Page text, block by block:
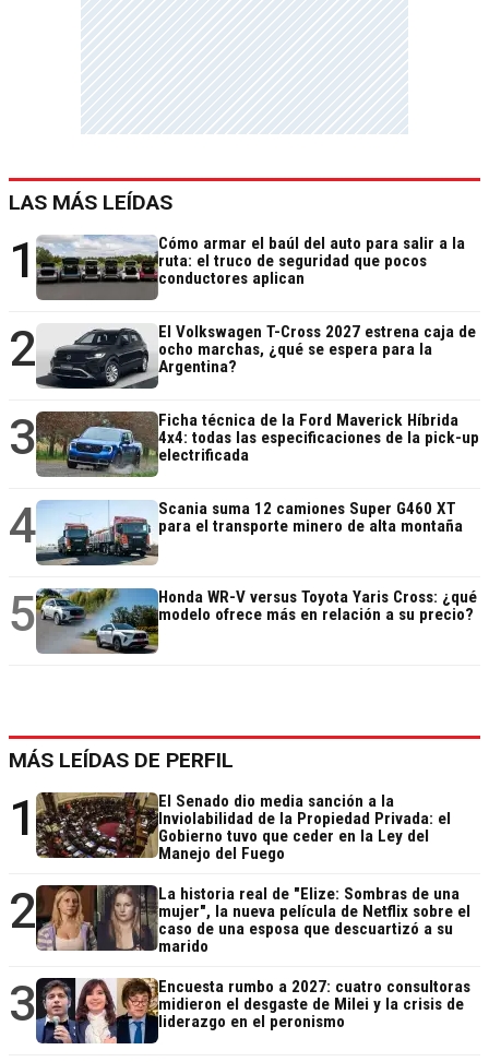
LAS MÁS LEÍDAS
1
Cómo armar el baúl del auto para salir a la
ruta: el truco de seguridad que pocos
conductores aplican
2
El Volkswagen T-Cross 2027 estrena caja de
ocho marchas, ¿qué se espera para la
Argentina?
3
Ficha técnica de la Ford Maverick Híbrida
4x4: todas las especificaciones de la pick-up
electrificada
4
Scania suma 12 camiones Super G460 XT
para el transporte minero de alta montaña
5
Honda WR-V versus Toyota Yaris Cross: ¿qué
modelo ofrece más en relación a su precio?
MÁS LEÍDAS DE PERFIL
1
El Senado dio media sanción a la
Inviolabilidad de la Propiedad Privada: el
Gobierno tuvo que ceder en la Ley del
Manejo del Fuego
2
La historia real de "Elize: Sombras de una
mujer", la nueva película de Netflix sobre el
caso de una esposa que descuartizó a su
marido
3
Encuesta rumbo a 2027: cuatro consultoras
midieron el desgaste de Milei y la crisis de
liderazgo en el peronismo